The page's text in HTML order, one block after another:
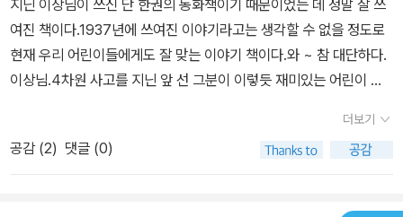
를 아이와함께 이야기해 본 것도 참재미있었지만우선 도깨비가 황소
뱃속에 들어간다는 설정자체가 재미있는 동화였어요. '날개'룰 쓴 천
재작가 '이상'이 남긴 유일한 동화책이라는 '황소와 도깨비'를아이들
과 함께 꼭 읽어보시고 독서만화도 그려보고 재미있는 토론도 해보세
지닌 이상님이 쓰신 단 한권의 동화책이기 때문이었는 데 정말 잘 쓰
여진 책이다.1937년에 쓰여진 이야기라고는 생각할 수 없을 정도로
현재 우리 어린이들에게도 잘 맞는 이야기 책이다.와 ~ 참 대단하다.
이상님.4차원 사고를 지닌 앞 선 그분이 이렇듯 재미있는 어린이 동
의 존귀함을 너무 자연스럽게 적고 있고 교훈적이지 않아 더욱 효과
적인 전달방법을 써서 놀랬다.그의 시 세계를 쉽게 이해하긴 어려웠
는 데 이 동화는 정말 쉽고 재미있게 쓰여졌다.이 책의 주인공은 황소
더보기
공감 (2) 댓글 (0)